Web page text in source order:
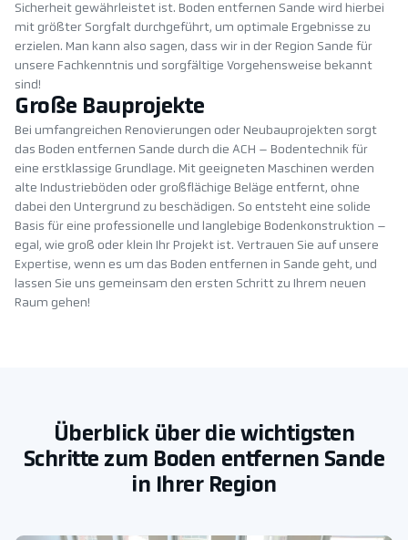
Sicherheit gewährleistet ist. Boden entfernen Sande wird hierbei
mit größter Sorgfalt durchgeführt, um optimale Ergebnisse zu
erzielen. Man kann also sagen, dass wir in der Region Sande für
unsere Fachkenntnis und sorgfältige Vorgehensweise bekannt
sind!
Große Bauprojekte
Bei umfangreichen Renovierungen oder Neubauprojekten sorgt
das Boden entfernen Sande durch die ACH – Bodentechnik für
eine erstklassige Grundlage. Mit geeigneten Maschinen werden
alte Industrieböden oder großflächige Beläge entfernt, ohne
dabei den Untergrund zu beschädigen. So entsteht eine solide
Basis für eine professionelle und langlebige Bodenkonstruktion –
egal, wie groß oder klein Ihr Projekt ist. Vertrauen Sie auf unsere
Expertise, wenn es um das Boden entfernen in Sande geht, und
lassen Sie uns gemeinsam den ersten Schritt zu Ihrem neuen
Raum gehen!
Überblick über die wichtigsten
Schritte zum Boden entfernen Sande
in Ihrer Region